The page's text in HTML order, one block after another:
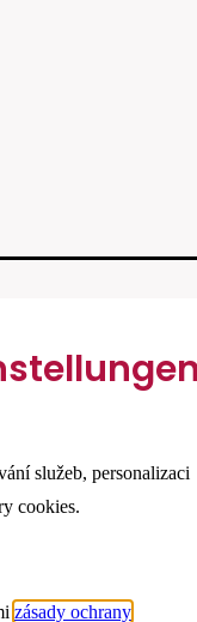
služeb, personalizaci
cookies.
zásady ochrany